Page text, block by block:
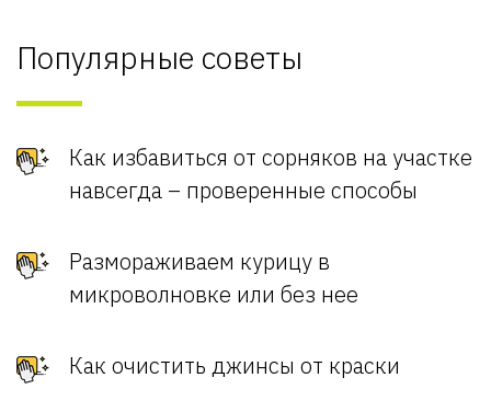
Популярные советы
Как избавиться от сорняков на участке
навсегда – проверенные способы
Размораживаем курицу в
микроволновке или без нее
Как очистить джинсы от краски